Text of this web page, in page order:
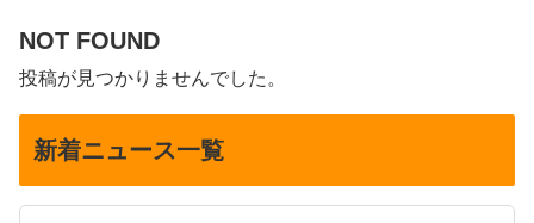
NOT FOUND
投稿が見つかりませんでした。
新着ニュース一覧